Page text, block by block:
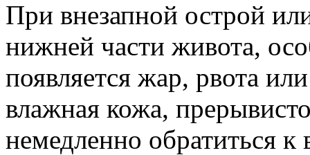
При внезапной острой
нижней части живота,
появляется жар, рвота
влажная кожа,
немедленно обратиться к